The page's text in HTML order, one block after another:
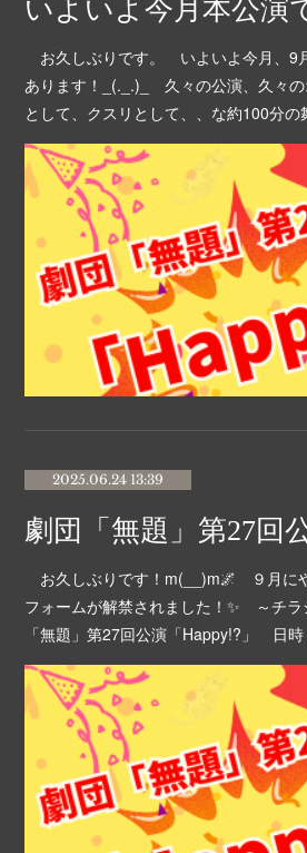
いよいよ今月本公演
お久しぶりです。 いよいよ今月、9
あります！_(._.)_ 久々の公演、久々
として、クスリとして、、な約100分
2025.06.24 13:39
お久しぶりです！m(__)m🌌 ９月に
フォームが解禁されました！✨ ～チ
「無題」第27回公演「Happy!?」 日